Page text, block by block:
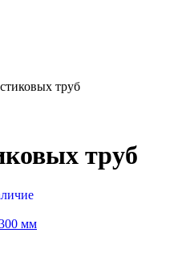
труб
труб
мм